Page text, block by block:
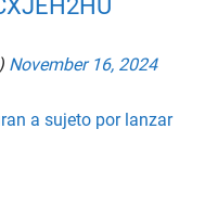
November 16, 2024
a sujeto por lanzar